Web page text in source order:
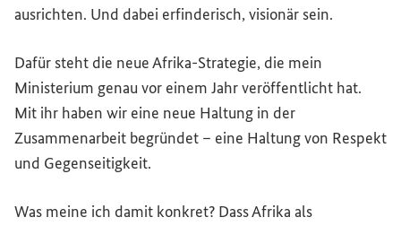
ausrichten. Und dabei erfinderisch, visionär sein.
Dafür steht die neue Afrika-Strategie, die mein
Ministerium genau vor einem Jahr veröffentlicht hat.
Mit ihr haben wir eine neue Haltung in der
Zusammenarbeit begründet – eine Haltung von Respekt
und Gegenseitigkeit.
Was meine ich damit konkret? Dass Afrika als